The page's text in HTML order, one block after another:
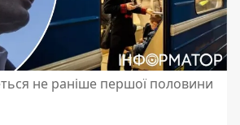
не раніше першої половини